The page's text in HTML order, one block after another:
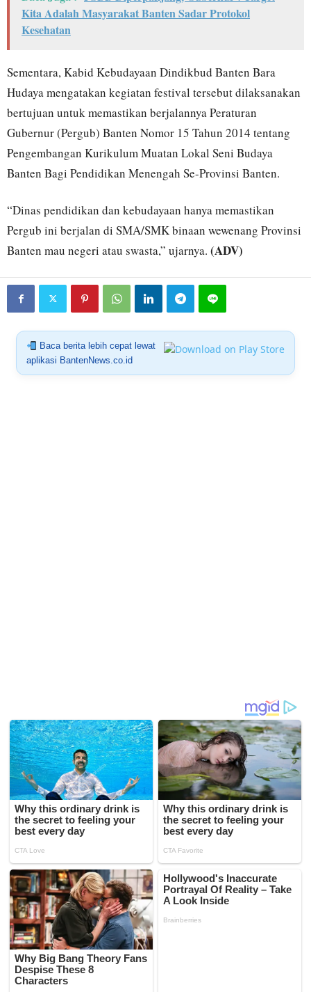
Kita Adalah Masyarakat Banten Sadar Protokol
Kesehatan
Sementara, Kabid Kebudayaan Dindikbud Banten Bara
Hudaya mengatakan kegiatan festival tersebut dilaksanakan
bertujuan untuk memastikan berjalannya Peraturan
Gubernur (Pergub) Banten Nomor 15 Tahun 2014 tentang
Pengembangan Kurikulum Muatan Lokal Seni Budaya
Banten Bagi Pendidikan Menengah Se-Provinsi Banten.
“Dinas pendidikan dan kebudayaan hanya memastikan
Pergub ini berjalan di SMA/SMK binaan wewenang Provinsi
Banten mau negeri atau swasta,” ujarnya. (ADV)
Baca berita lebih cepat lewat
aplikasi BantenNews.co.id